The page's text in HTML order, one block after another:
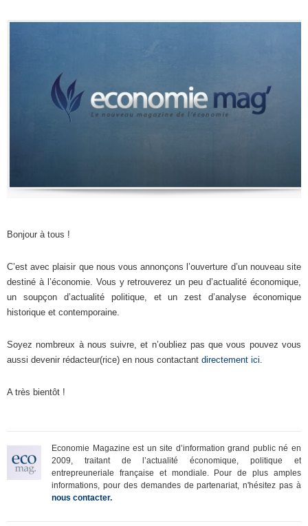
Bonjour à tous !
C’est avec plaisir que nous vous annonçons l’ouverture d’un nouveau site
destiné à l’économie. Vous y retrouverez un peu d’actualité économique,
un soupçon d’actualité politique, et un zest d’analyse économique
historique et contemporaine.
Soyez nombreux à nous suivre, et n’oubliez pas que vous pouvez vous
aussi devenir rédacteur(rice) en nous contactant directement ici.
A très bientôt !
Economie Magazine est un site d’information grand public né en
2009, traitant de l’actualité économique, politique et
entrepreuneriale française et mondiale. Pour de plus amples
informations, pour des demandes de partenariat, n'hésitez pas à
nous contacter.